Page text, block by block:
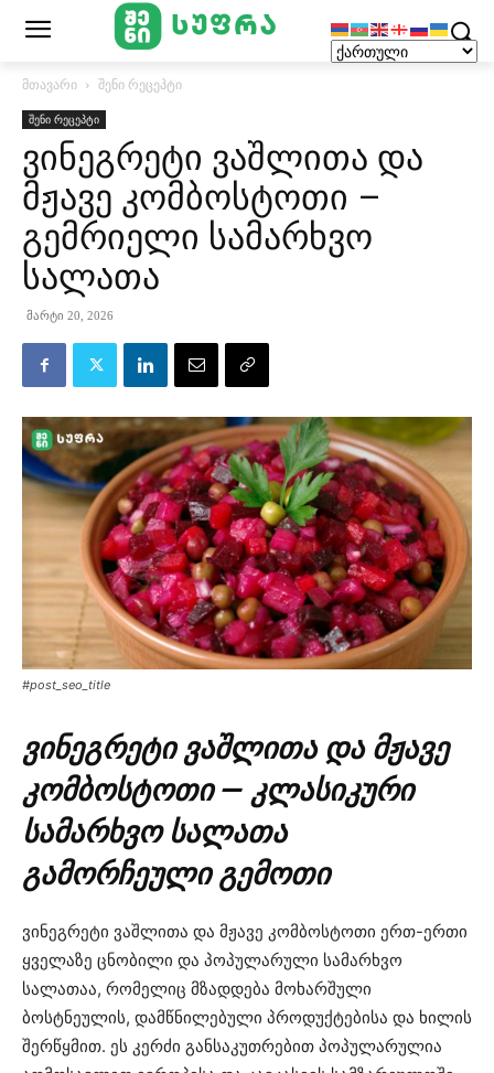
მთავარი შენი რეცეპტი
შენი რეცეპტი
ვინეგრეტი ვაშლითა და
მჟავე კომბოსტოთი –
გემრიელი სამარხვო
სალათა
მარტი 20, 2026
#post_seo_title
ვინეგრეტი ვაშლითა და მჟავე
კომბოსტოთი — კლასიკური
სამარხვო სალათა
გამორჩეული გემოთი
ვინეგრეტი ვაშლითა და მჟავე კომბოსტოთი ერთ-ერთი
ყველაზე ცნობილი და პოპულარული სამარხვო
სალათაა, რომელიც მზადდება მოხარშული
ბოსტნეულის, დამწნილებული პროდუქტებისა და ხილის
შერწყმით. ეს კერძი განსაკუთრებით პოპულარულია